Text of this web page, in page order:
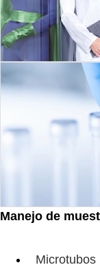
Manejo de
Microtubos